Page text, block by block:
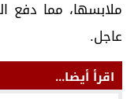
ملابسها، مما دفع
عاجل.
اقرأ أيضا...